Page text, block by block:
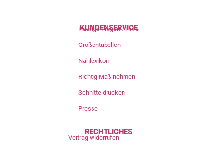
KUNDENSERVICE
Häufige Fragen / Hilfe
Größentabellen
Nählexikon
Richtig Maß nehmen
Schnitte drucken
Presse
RECHTLICHES
Vertrag widerrufen